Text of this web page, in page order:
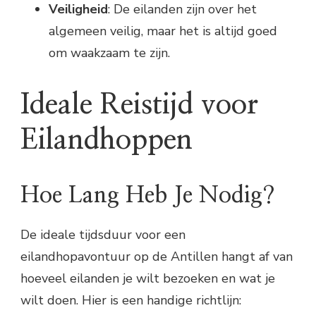
Veiligheid: De eilanden zijn over het
algemeen veilig, maar het is altijd goed
om waakzaam te zijn.
Ideale Reistijd voor
Eilandhoppen
Hoe Lang Heb Je Nodig?
De ideale tijdsduur voor een
eilandhopavontuur op de Antillen hangt af van
hoeveel eilanden je wilt bezoeken en wat je
wilt doen. Hier is een handige richtlijn: